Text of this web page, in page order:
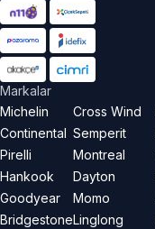
Markalar
Michelin
Continental
Pirelli
Hankook
Goodyear
Bridgestone
Cross Wind
Semperit
Montreal
Dayton
Momo
Linglong